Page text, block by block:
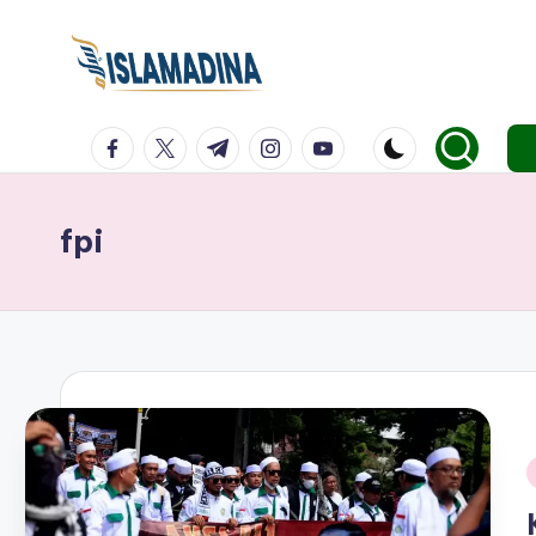
facebook.com
twitter.com
t.me instagram.com
youtube.com
fpi